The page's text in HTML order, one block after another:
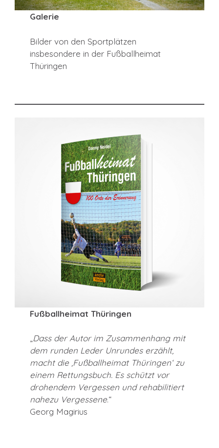
Galerie
Bilder von den Sportplätzen
insbesondere in der Fußballheimat
Thüringen
Fußballheimat Thüringen
Dass der Autor im Zusammenhang mit
dem runden Leder Unrundes erzählt,
macht die ‚Fußballheimat Thüringen‘ zu
einem Rettungsbuch. Es schützt vor
drohendem Vergessen und rehabilitiert
nahezu Vergessene.“
Georg Magirius